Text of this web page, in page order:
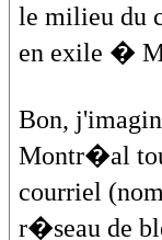
le milieu du
en exile �
Bon,
Montr�al
courriel
r�seau de